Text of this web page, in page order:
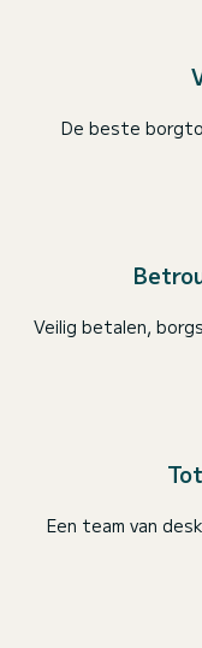
De beste
Veilig betalen,
Een team van